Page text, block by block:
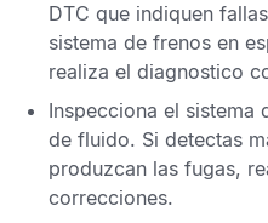
DTC que indiquen
sistema de frenos en
realiza el diagnostico
Inspecciona el sistema
de fluido. Si detectas
produzcan las fugas,
correcciones.